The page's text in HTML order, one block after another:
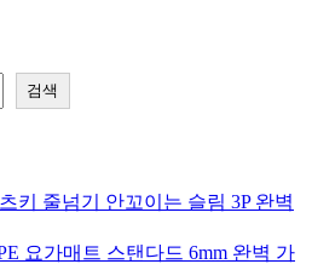
검색
키 줄넘기 안꼬이는 슬림 3P 완벽
요가매트 스탠다드 6mm 완벽 가